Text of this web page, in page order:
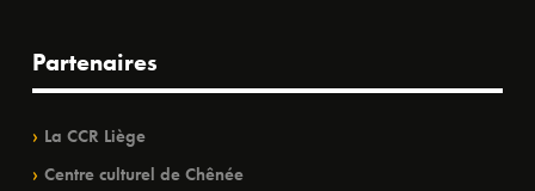
Partenaires
La CCR Liège
Centre culturel de Chênée